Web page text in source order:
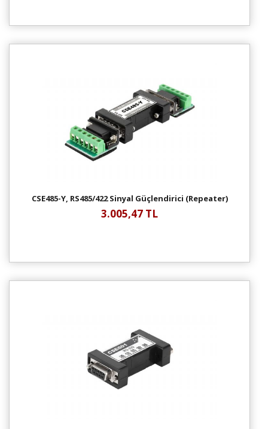
CSE485-Y, RS485/422 Sinyal Güçlendirici (Repeater)
3.005,47 TL